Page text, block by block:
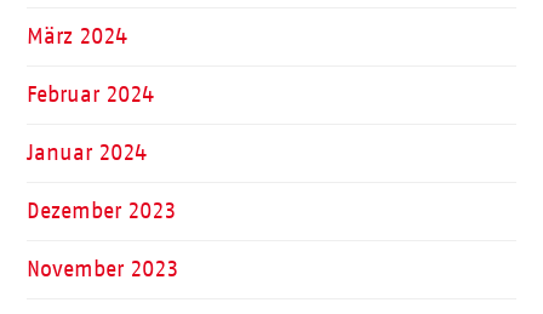
März 2024
Februar 2024
Januar 2024
Dezember 2023
November 2023